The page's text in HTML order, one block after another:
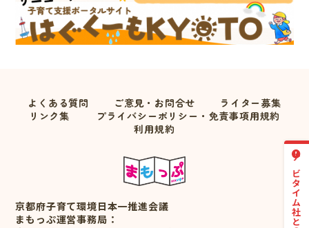
よくある質問 ご意見・お問合せ
ライター募集
リンク集
プライバシーポリシー・免責事項用規約
利用規約
京都府子育て環境日本一推進会議
まもっぷ運営事務局：